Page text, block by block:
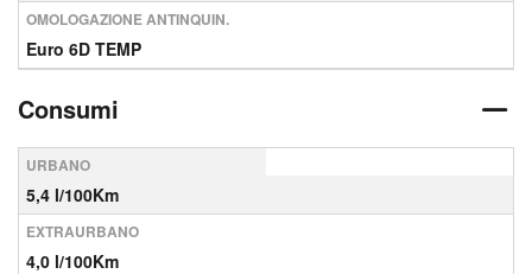
OMOLOGAZIONE ANTINQUIN.
Euro 6D TEMP
Consumi
URBANO
5,4 l/100Km
EXTRAURBANO
4,0 l/100Km